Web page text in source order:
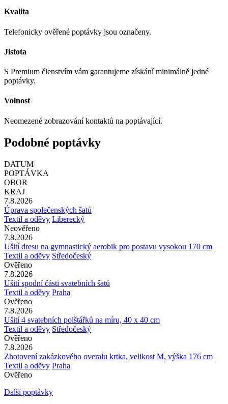
Kvalita
Telefonicky ověřené poptávky jsou označeny.
Jistota
S Premium členstvím vám garantujeme získání minimálně jedné
poptávky.
Volnost
Neomezené zobrazování kontaktů na poptávající.
Podobné poptávky
DATUM
POPTÁVKA
OBOR
KRAJ
7.8.2026
Úprava společenských šatů
Textil a oděvy Liberecký
Neověřeno
7.8.2026
Ušití dresu na gymnastický aerobik pro postavu vysokou 170 cm
Textil a oděvy Středočeský
Ověřeno
7.8.2026
Ušití spodní části svatebních šatů
Textil a oděvy Praha
Ověřeno
7.8.2026
Ušití 4 svatebních polštářků na míru, 40 x 40 cm
Textil a oděvy Středočeský
Ověřeno
7.8.2026
Zhotovení zakázkového overalu krtka, velikost M, výška 176 cm
Textil a oděvy Praha
Ověřeno
Další poptávky